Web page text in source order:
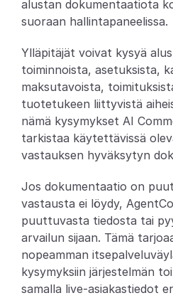
Blogi
Asiakkaat
Tekoälyominaisuudet
Muutosloki
Tuki
Kehittäjille
Tietoa
Select Language
Var
alustan dokumentaatiota
suoraan hallintapaneelissa.
Ylläpitäjät voivat kysyä
toiminnoista, asetuksista,
maksutavoista,
tuotetukeen liittyvistä
nämä kysymykset AI
tarkistaa käytettävissä
vastauksen hyväksytyn
Jos dokumentaatio on
vastausta ei löydy,
puuttuvasta tiedosta tai
arvailun sijaan. Tämä
nopeamman
kysymyksiin järjestelmän
samalla live-asiakastiedot